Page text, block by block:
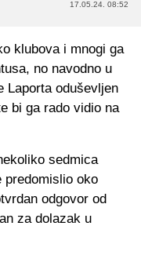
17.05.24. 08:52
klubova i mnogi ga
no navodno u
Laporta oduševljen
bi ga rado vidio na
sedmica
predomislio oko
odgovor od
za dolazak u